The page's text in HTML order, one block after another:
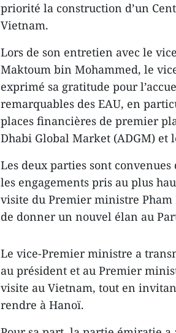
priorité la construction d’un
Vietnam.
Lors de son entretien avec le
Maktoum bin Mohammed, le
exprimé sa gratitude pour
remarquables des EAU, en
places financières de premier
Dhabi Global Market (ADGM) et
Les deux parties sont
les engagements pris au plus
visite du Premier ministre Pham
de donner un nouvel élan au
Le vice-Premier ministre a
au président et au Premier
visite au Vietnam, tout en
rendre à Hanoï.